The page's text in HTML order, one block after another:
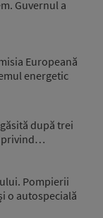
Guvernul a
Europeană
energetic
după trei
privind…
Pompierii
o autospecială